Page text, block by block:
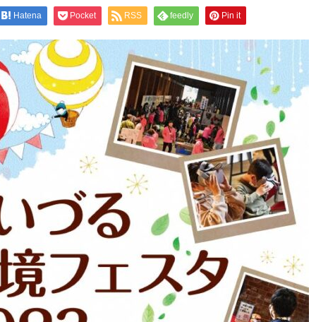
Hatena Pocket RSS feedly Pin it